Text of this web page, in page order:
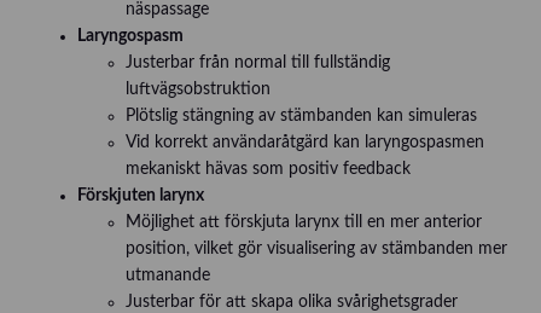
näspassage
Laryngospasm
Justerbar från normal till fullständig
luftvägsobstruktion
Plötslig stängning av stämbanden kan simuleras
Vid korrekt användaråtgärd kan laryngospasmen
mekaniskt hävas som positiv feedback
Förskjuten larynx
Möjlighet att förskjuta larynx till en mer anterior
position, vilket gör visualisering av stämbanden mer
utmanande
Justerbar för att skapa olika svårighetsgrader